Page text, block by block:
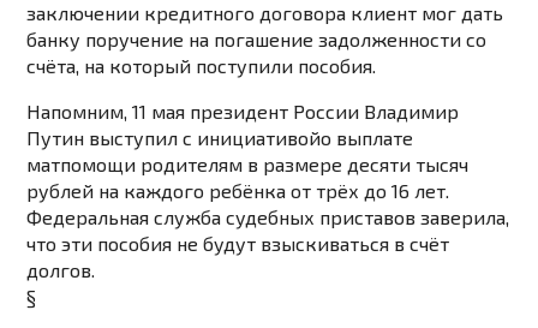
заключении кредитного договора клиент мог дать
банку поручение на погашение задолженности со
счёта, на который поступили пособия.
Напомним, 11 мая президент России Владимир
Путин выступил с инициативойо выплате
матпомощи родителям в размере десяти тысяч
рублей на каждого ребёнка от трёх до 16 лет.
Федеральная служба судебных приставов заверила,
что эти пособия не будут взыскиваться в счёт
долгов.
§